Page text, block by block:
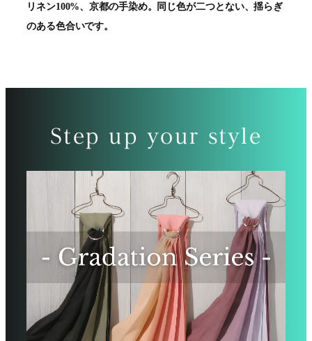
リネン100%、京都の手染め。同じ色が二つとない、揺らぎ
のある色合いです。
Step up your style